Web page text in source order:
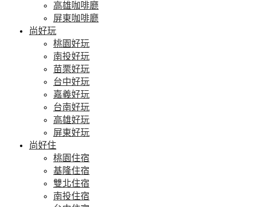
高雄咖啡廳
屏東咖啡廳
尚好玩
桃園好玩
南投好玩
苗栗好玩
台中好玩
嘉義好玩
台南好玩
高雄好玩
屏東好玩
尚好住
桃園住宿
基隆住宿
雙北住宿
南投住宿